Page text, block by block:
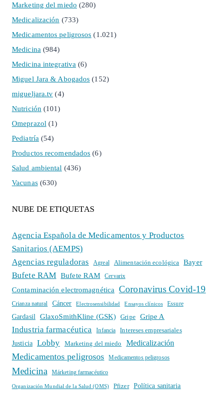
Marketing del miedo (280)
Medicalización (733)
Medicamentos peligrosos (1.021)
Medicina (984)
Medicina integrativa (6)
Miguel Jara & Abogados (152)
migueljara.tv (4)
Nutrición (101)
Omeprazol (1)
Pediatría (54)
Productos recomendados (6)
Salud ambiental (436)
Vacunas(630)
NUBE DE ETIQUETAS
Agencia Española de Medicamentos y Productos
Sanitarios (AEMPS)
Agencias reguladoras
Agreal Alimentación ecológica Bayer
Bufete RAM Bufete RAM Cervarix
Contaminación electromagnética Coronavirus Covid-19
Crianza natural Cáncer Electrosensibilidad Ensayos clínicos Essure
Gardasil GlaxoSmithKline (GSK) Gripe Gripe A
Industria farmacéutica Infancia
Intereses empresariales
Justicia
Lobby Marketing del miedo Medicalización
Medicamentos peligrosos Medicamentos peligrosos
Medicina Márketing farmacéutico
Organización Mundial de la Salud (OMS) Pfizer Política sanitaria